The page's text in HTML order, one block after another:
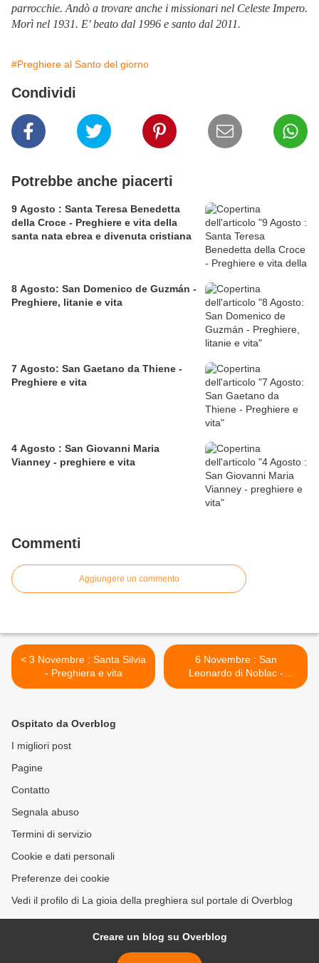
parrocchie. Andò a trovare anche i missionari nel Celeste Impero.
Morì nel 1931. E' beato dal 1996 e santo dal 2011.
#Preghiere al Santo del giorno
Condividi
Potrebbe anche piacerti
9 Agosto : Santa Teresa Benedetta
della Croce - Preghiere e vita della
santa nata ebrea e divenuta cristiana
8 Agosto: San Domenico de Guzmán -
Preghiere, litanie e vita
7 Agosto: San Gaetano da Thiene -
Preghiere e vita
4 Agosto : San Giovanni Maria
Vianney - preghiere e vita
Commenti
Aggiungere un commento
< 3 Novembre : Santa Silvia
- Preghiera e vita
6 Novembre : San
Leonardo di Noblac -
Preghiera e vita >
Ospitato da Overblog
I migliori post
Pagine
Contatto
Segnala abuso
Termini di servizio
Cookie e dati personali
Preferenze dei cookie
Vedi il profilo di La gioia della preghiera sul portale di Overblog
Creare un blog su Overblog